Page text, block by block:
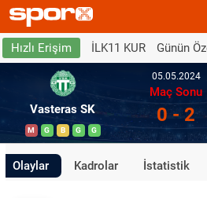
Hızlı Erişim İLK11 KUR Günün
Vasteras SK
M G B G G
05.05.2024
Maç Sonu
0 - 2
Olaylar Kadrolar İstatistik